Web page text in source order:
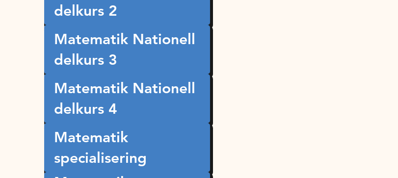
delkurs 2
Matematik Nationell
delkurs 3
Matematik Nationell
delkurs 4
Matematik
specialisering